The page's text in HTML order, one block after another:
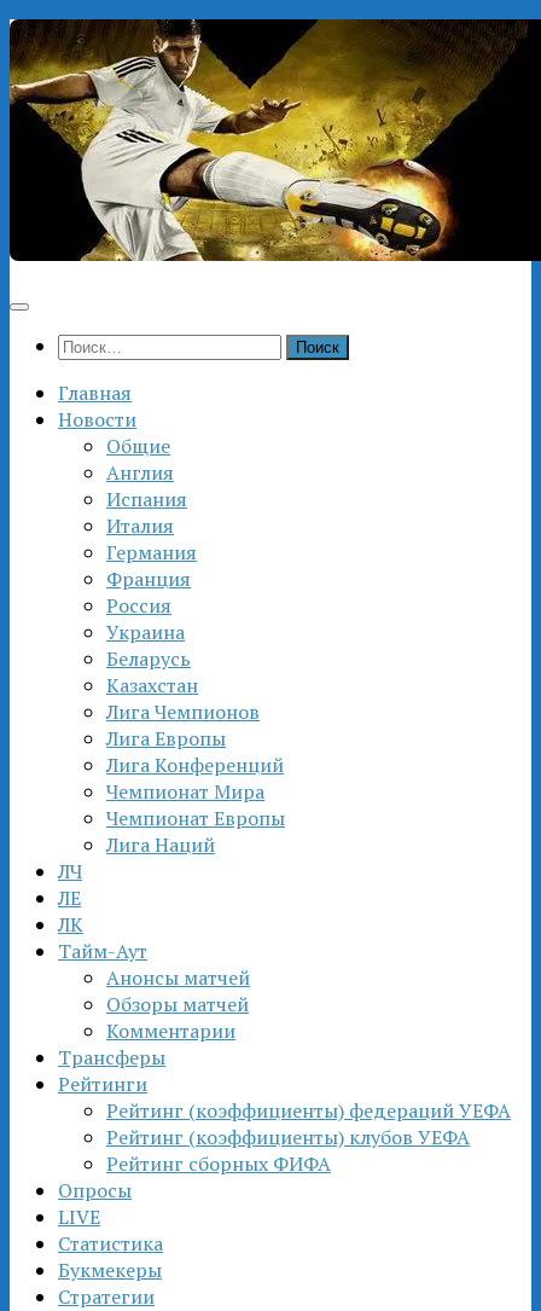
Перейти
к
содержимому
Найти:
Главная
Новости
Общие
Англия
Испания
Италия
Германия
Франция
Россия
Украина
Беларусь
Казахстан
Лига Чемпионов
Лига Европы
Лига Конференций
Чемпионат Мира
Чемпионат Европы
Лига Наций
ЛЧ
ЛЕ
ЛК
Тайм-Аут
Анонсы матчей
Обзоры матчей
Комментарии
Трансферы
Рейтинги
Рейтинг (коэффициенты) федераций УЕФА
Рейтинг (коэффициенты) клубов УЕФА
Рейтинг сборных ФИФА
Опросы
LIVE
Статистика
Букмекеры
Стратегии